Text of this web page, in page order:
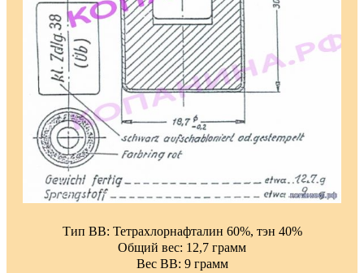
Тип ВВ: Тетрахлорнафталин 60%, тэн 40%
Общий вес: 12,7 грамм
Вес ВВ: 9 грамм